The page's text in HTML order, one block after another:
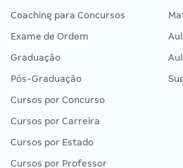
Coaching para Concursos
Exame de Ordem
Graduação
Pós-Graduação
Cursos por Concurso
Cursos por Carreira
Cursos por Estado
Cursos por Professor